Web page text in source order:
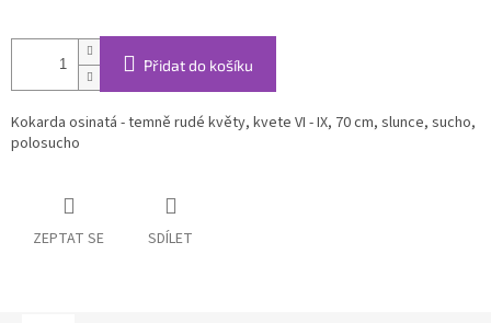
cena:
Přidat do košíku
Kokarda osinatá - temně rudé květy, kvete VI - IX, 70 cm, slunce, sucho,
polosucho
ZEPTAT SE SDÍLET